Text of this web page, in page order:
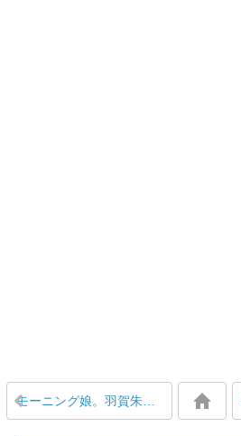
モーニング娘。羽賀朱音が故郷長野で2年ぶりのゴルフ、自然の中で9ホールを満喫「けっこー飛びましたー！！！」